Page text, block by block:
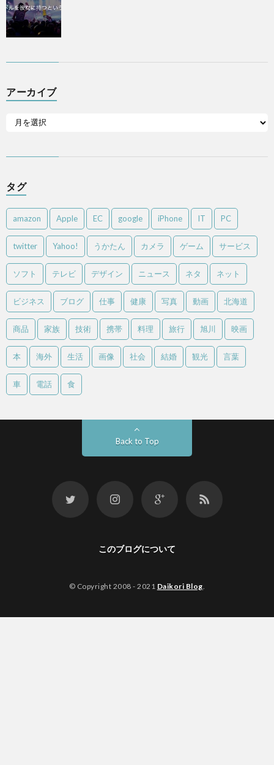
アーカイブ
タグ
amazon Apple EC google iPhone IT PC
twitter Yahoo! うかたん カメラ ゲーム サービス
ソフト テレビ デザイン ニュース ネタ ネット
ビジネス ブログ 仕事 健康 写真 動画 北海道
商品 家族 技術 携帯 料理 旅行 旭川 映画
本 海外 生活 画像 社会 結婚 観光 言葉
車 電話 食
Back to Top
このブログについて
© Copyright 2008 - 2021 Daikori Blog.